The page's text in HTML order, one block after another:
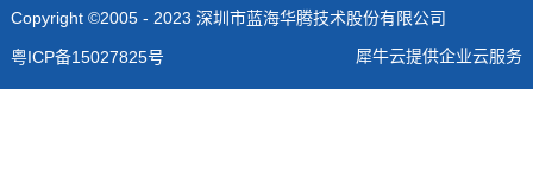
Copyright ©2005 - 2023 深圳市蓝海华腾技术股份有限公司
粤ICP备15027825号 犀牛云提供企业云服务